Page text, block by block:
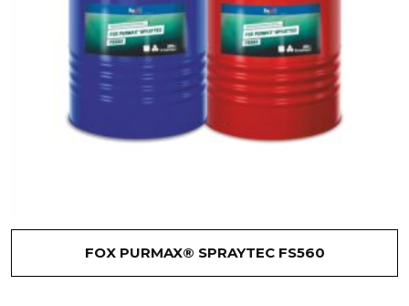
FOX PURMAX® SPRAYTEC FS560